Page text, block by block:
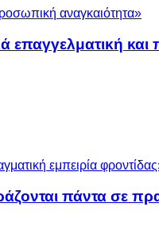
επαγγελματική
πάντα σε